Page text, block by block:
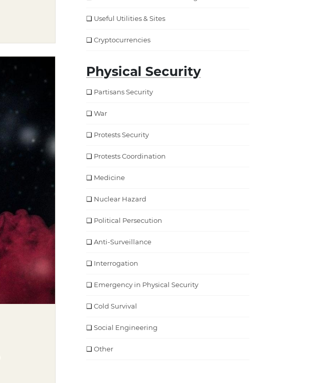
Useful Utilities & Sites
Cryptocurrencies
Physical Security
Partisans Security
War
Protests Security
Protests Coordination
Medicine
Nuclear Hazard
Political Persecution
Anti-Surveillance
Interrogation
Emergency in Physical Security
Cold Survival
Social Engineering
Other